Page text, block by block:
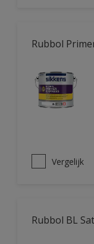
Rubbol
Vergelijk
Rubbol BL